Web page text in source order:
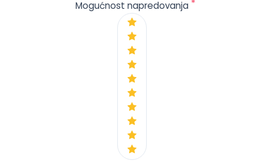
Mogućnost napredovanja *